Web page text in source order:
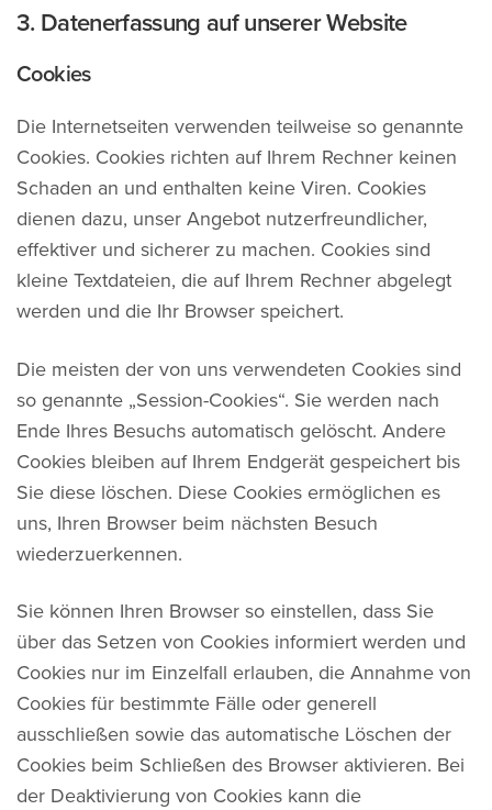
3. Datenerfassung auf unserer Website
Cookies
Die Internetseiten verwenden teilweise so genannte
Cookies. Cookies richten auf Ihrem Rechner keinen
Schaden an und enthalten keine Viren. Cookies
dienen dazu, unser Angebot nutzerfreundlicher,
effektiver und sicherer zu machen. Cookies sind
kleine Textdateien, die auf Ihrem Rechner abgelegt
werden und die Ihr Browser speichert.
Die meisten der von uns verwendeten Cookies sind
so genannte „Session-Cookies“. Sie werden nach
Ende Ihres Besuchs automatisch gelöscht. Andere
Cookies bleiben auf Ihrem Endgerät gespeichert bis
Sie diese löschen. Diese Cookies ermöglichen es
uns, Ihren Browser beim nächsten Besuch
wiederzuerkennen.
Sie können Ihren Browser so einstellen, dass Sie
über das Setzen von Cookies informiert werden und
Cookies nur im Einzelfall erlauben, die Annahme von
Cookies für bestimmte Fälle oder generell
ausschließen sowie das automatische Löschen der
Cookies beim Schließen des Browser aktivieren. Bei
der Deaktivierung von Cookies kann die